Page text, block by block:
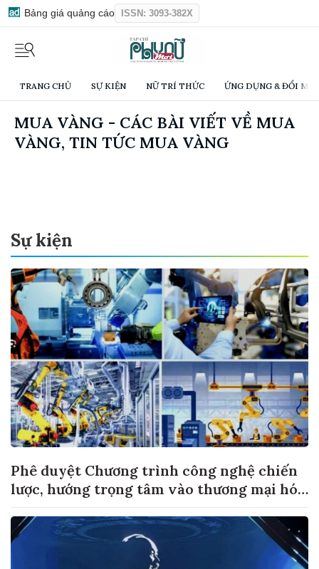
Bảng giá quảng cáo ISSN: 3093-382X
TRANG CHỦ SỰ KIỆN NỮ TRÍ THỨC ỨNG DỤNG & ĐỔI
MUA VÀNG - CÁC BÀI VIẾT VỀ MUA
VÀNG, TIN TỨC MUA VÀNG
Sự kiện
Phê duyệt Chương trình công nghệ chiến
lược, hướng trọng tâm vào thương mại hóa